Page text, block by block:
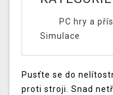
PC hry a
Simulace
Pusťte se do
proti stroji. Snad